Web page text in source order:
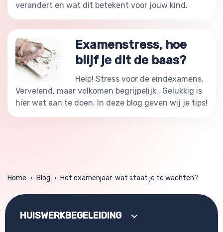
verandert en wat dit betekent voor jouw kind.
Examenstress, hoe
blijf je dit de baas?
Help! Stress voor de eindexamens.
Vervelend, maar volkomen begrijpelijk.. Gelukkig is
hier wat aan te doen. In deze blog geven wij je tips!
Home > Blog > Het examenjaar: wat staat je te wachten?
HUISWERKBEGELEIDING